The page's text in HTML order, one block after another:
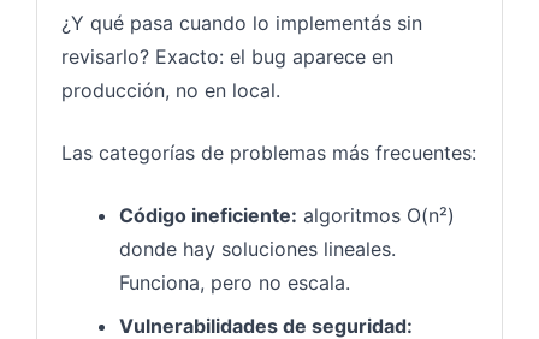
¿Y qué pasa cuando lo implementás sin
revisarlo? Exacto: el bug aparece en
producción, no en local.
Las categorías de problemas más frecuentes:
Código ineficiente: algoritmos O(n²)
donde hay soluciones lineales.
Funciona, pero no escala.
Vulnerabilidades de seguridad: